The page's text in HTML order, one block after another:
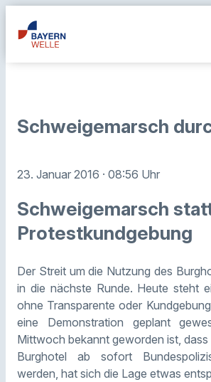
Schweigemarsch
23. Januar 2016 · 08:56 Uhr
Schweigemarsch
Protestkundgebung
Der Streit um die Nutzung des
in die nächste Runde. Heute steht
ohne Transparente oder
eine Demonstration geplant
Mittwoch bekannt geworden ist,
Burghotel ab sofort
werden, hat sich die Lage etwas